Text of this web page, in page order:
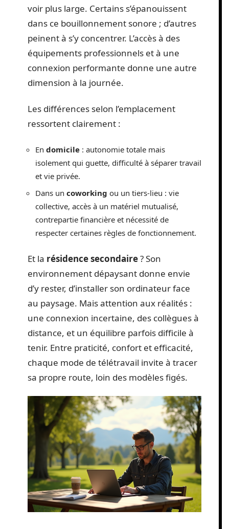
voir plus large. Certains s’épanouissent
dans ce bouillonnement sonore ; d’autres
peinent à s’y concentrer. L’accès à des
équipements professionnels et à une
connexion performante donne une autre
dimension à la journée.
Les différences selon l’emplacement
ressortent clairement :
En domicile : autonomie totale mais
isolement qui guette, difficulté à séparer travail
et vie privée.
Dans un coworking ou un tiers-lieu : vie
collective, accès à un matériel mutualisé,
contrepartie financière et nécessité de
respecter certaines règles de fonctionnement.
Et la résidence secondaire? Son
environnement dépaysant donne envie
d’y rester, d’installer son ordinateur face
au paysage. Mais attention aux réalités :
une connexion incertaine, des collègues à
distance, et un équilibre parfois difficile à
tenir. Entre praticité, confort et efficacité,
chaque mode de télétravail invite à tracer
sa propre route, loin des modèles figés.